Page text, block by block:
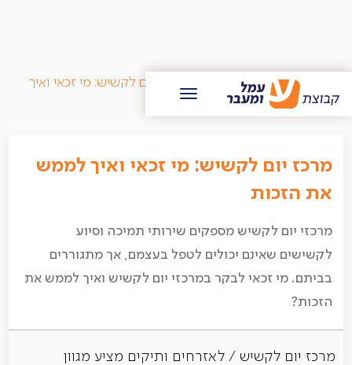
בלוג עמל ומעבר
מרכז יום לקשיש: מי זכאי ואיך
לממש את הזכות
מרכז יום לקשיש: מי זכאי ואיך לממש
את הזכות
מרכזי יום לקשיש מספקים שירותי תמיכה וסיוע
לקשישים שאינם יכולים לטפל בעצמם, אך מתגוררים
בביתם. מי זכאי לבקר במרכזי יום לקשיש ואיך לממש את
הזכות?
מרכז יום לקשיש / לאזרחים ותיקים מציע מגוון